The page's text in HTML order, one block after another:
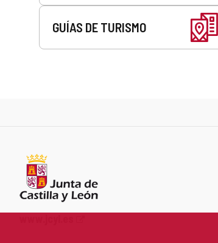
GUÍAS DE TURISMO